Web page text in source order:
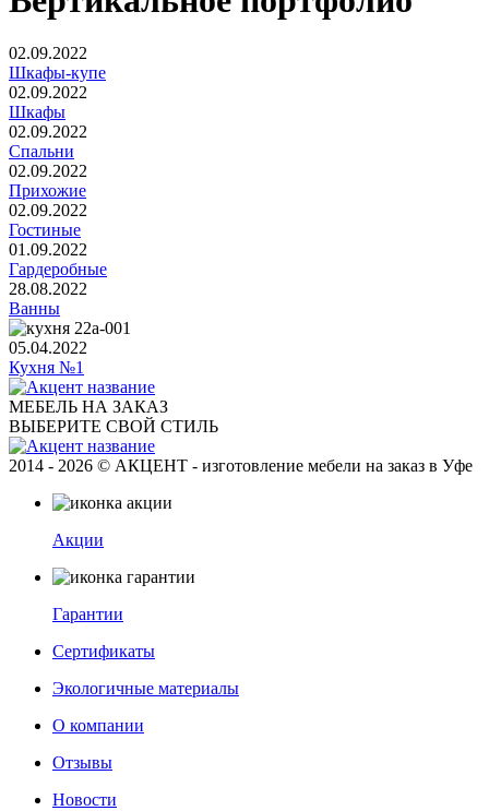
02.09.2022
Шкафы-купе
02.09.2022
Шкафы
02.09.2022
Спальни
02.09.2022
Прихожие
02.09.2022
Гостиные
01.09.2022
Гардеробные
28.08.2022
Ванны
05.04.2022
Кухня №1
МЕБЕЛЬ НА ЗАКАЗ
ВЫБЕРИТЕ СВОЙ СТИЛЬ
2014 - 2026 © АКЦЕНТ - изготовление мебели на заказ в Уфе
Акции
Гарантии
Сертификаты
Экологичные материалы
О компании
Отзывы
Новости